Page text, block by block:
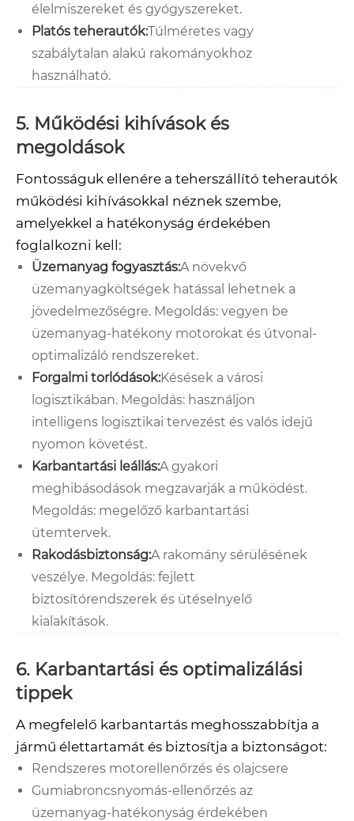
élelmiszereket és gyógyszereket.
Platós teherautók:Túlméretes vagy
szabálytalan alakú rakományokhoz
használható.
5. Működési kihívások és
megoldások
Fontosságuk ellenére a teherszállító teherautók
működési kihívásokkal néznek szembe,
amelyekkel a hatékonyság érdekében
foglalkozni kell:
Üzemanyag fogyasztás:A növekvő
üzemanyagköltségek hatással lehetnek a
jövedelmezőségre. Megoldás: vegyen be
üzemanyag-hatékony motorokat és útvonal-
optimalizáló rendszereket.
Forgalmi torlódások:Késések a városi
logisztikában. Megoldás: használjon
intelligens logisztikai tervezést és valós idejű
nyomon követést.
Karbantartási leállás:A gyakori
meghibásodások megzavarják a működést.
Megoldás: megelőző karbantartási
ütemtervek.
Rakodásbiztonság:A rakomány sérülésének
veszélye. Megoldás: fejlett
biztosítórendszerek és ütéselnyelő
kialakítások.
6. Karbantartási és optimalizálási
tippek
A megfelelő karbantartás meghosszabbítja a
jármű élettartamát és biztosítja a biztonságot:
Rendszeres motorellenőrzés és olajcsere
Gumiabroncsnyomás-ellenőrzés az
üzemanyag-hatékonyság érdekében